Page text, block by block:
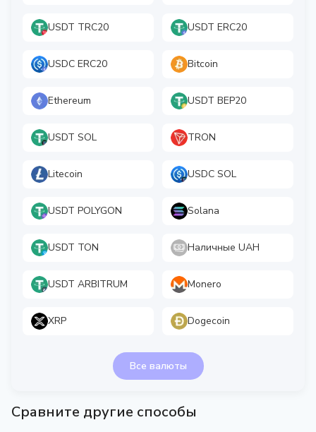
USDT TRC20 USDT ERC20
USDC ERC20 Bitcoin
Ethereum USDT BEP20
USDT SOL TRON
Litecoin USDC SOL
USDT POLYGON Solana
USDT TON Наличные UAH
USDT ARBITRUM Monero
XRP Dogecoin
Все валюты
Сравните другие способы